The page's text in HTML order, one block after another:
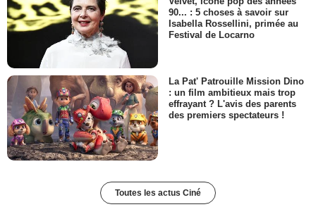
90... : 5 choses à savoir sur
Isabella Rossellini, primée au
Festival de Locarno
La Pat' Patrouille Mission Dino
: un film ambitieux mais trop
effrayant ? L'avis des parents
des premiers spectateurs !
Toutes les actus Ciné